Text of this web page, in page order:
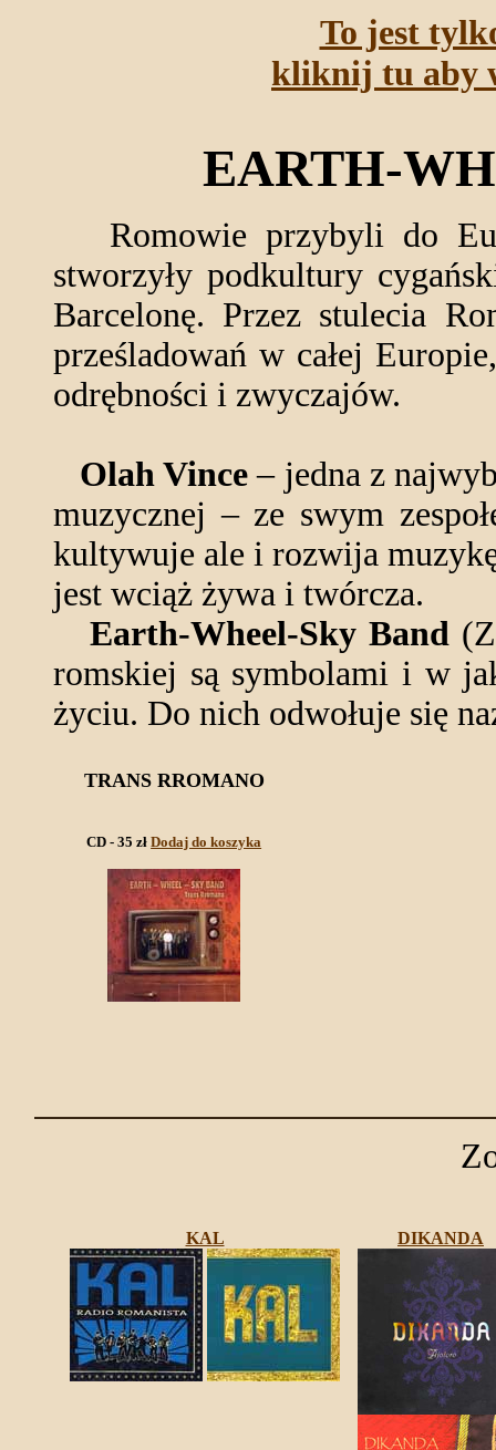
To jest
kliknij tu aby
EARTH-
Romowie przybyli do
stworzyły podkultury
Barcelonę. Przez stulecia
prześladowań w całej
odrębności i zwyczajów.
Olah Vince – jedna z
muzycznej – ze swym
kultywuje ale i rozwija
jest wciąż żywa i twórcza.
Earth-Wheel-Sky Band
romskiej są symbolami i w
życiu. Do nich odwołuje się
TRANS RROMANO
CD - 35 złDodaj do koszyka
KAL DIKANDA